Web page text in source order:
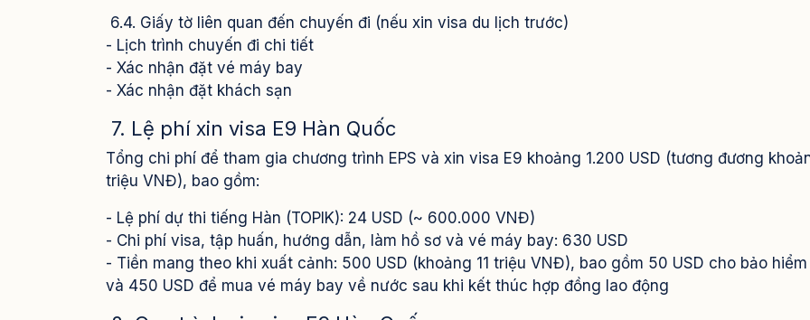
6.4. Giấy tờ liên quan đến chuyến đi (nếu xin visa du lịch trước)
- Lịch trình chuyến đi chi tiết
- Xác nhận đặt vé máy bay
- Xác nhận đặt khách sạn
7. Lệ phí xin visa E9 Hàn Quốc
Tổng chi phí để tham gia chương trình EPS và xin visa E9 khoảng 1.200 USD (tương đương
triệu VNĐ), bao gồm:
- Lệ phí dự thi tiếng Hàn (TOPIK): 24 USD (~ 600.000 VNĐ)
- Chi phí visa, tập huấn, hướng dẫn, làm hồ sơ và vé máy bay: 630 USD
- Tiền mang theo khi xuất cảnh: 500 USD (khoảng 11 triệu VNĐ), bao gồm 50 USD cho bảo
và 450 USD để mua vé máy bay về nước sau khi kết thúc hợp đồng lao động